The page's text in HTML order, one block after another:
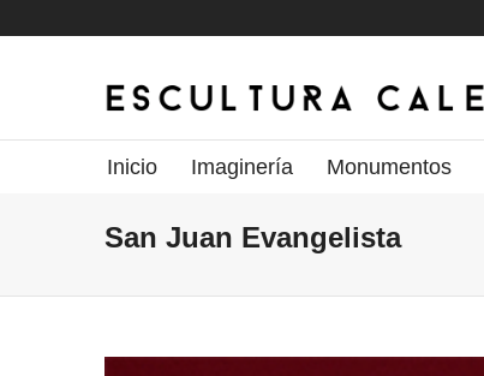
Inicio Imaginería Monumentos
San Juan Evangelista